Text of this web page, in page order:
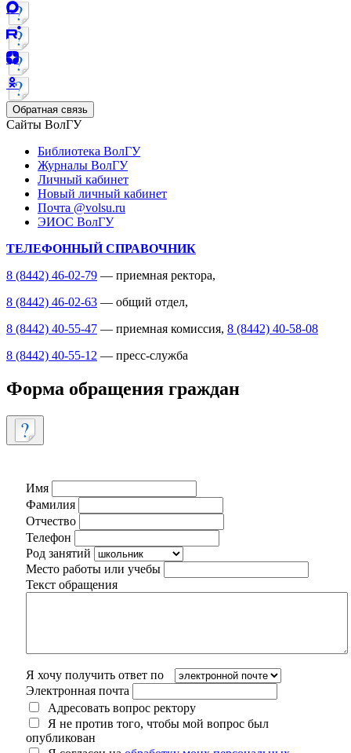
Обратная связь
Сайты ВолГУ
Библиотека ВолГУ
Журналы ВолГУ
Личный кабинет
Новый личный кабинет
Почта @volsu.ru
ЭИОС ВолГУ
ТЕЛЕФОННЫЙ СПРАВОЧНИК
8 (8442) 46-02-79 — приемная ректора,
8 (8442) 46-02-63 — общий отдел,
8 (8442) 40-55-47 — приемная комиссия, 8 (8442) 40-58-08
8 (8442) 40-55-12 — пресс-служба
Форма обращения граждан
Имя
Фамилия
Отчество
Телефон
Род занятий
Место работы или учебы
Текст обращения
Я хочу получить ответ по
Электронная почта
Адресовать вопрос ректору
Я не против того, чтобы мой вопрос был
опубликован